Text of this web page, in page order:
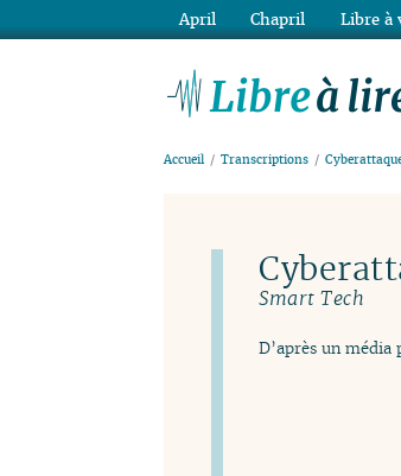
Accueil Transcriptions
Smart Tech
D’après un média
April Chapril Libre à